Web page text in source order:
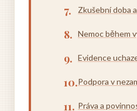
Zkušební doba
Nemoc během
Evidence
Podpora v
Práva a